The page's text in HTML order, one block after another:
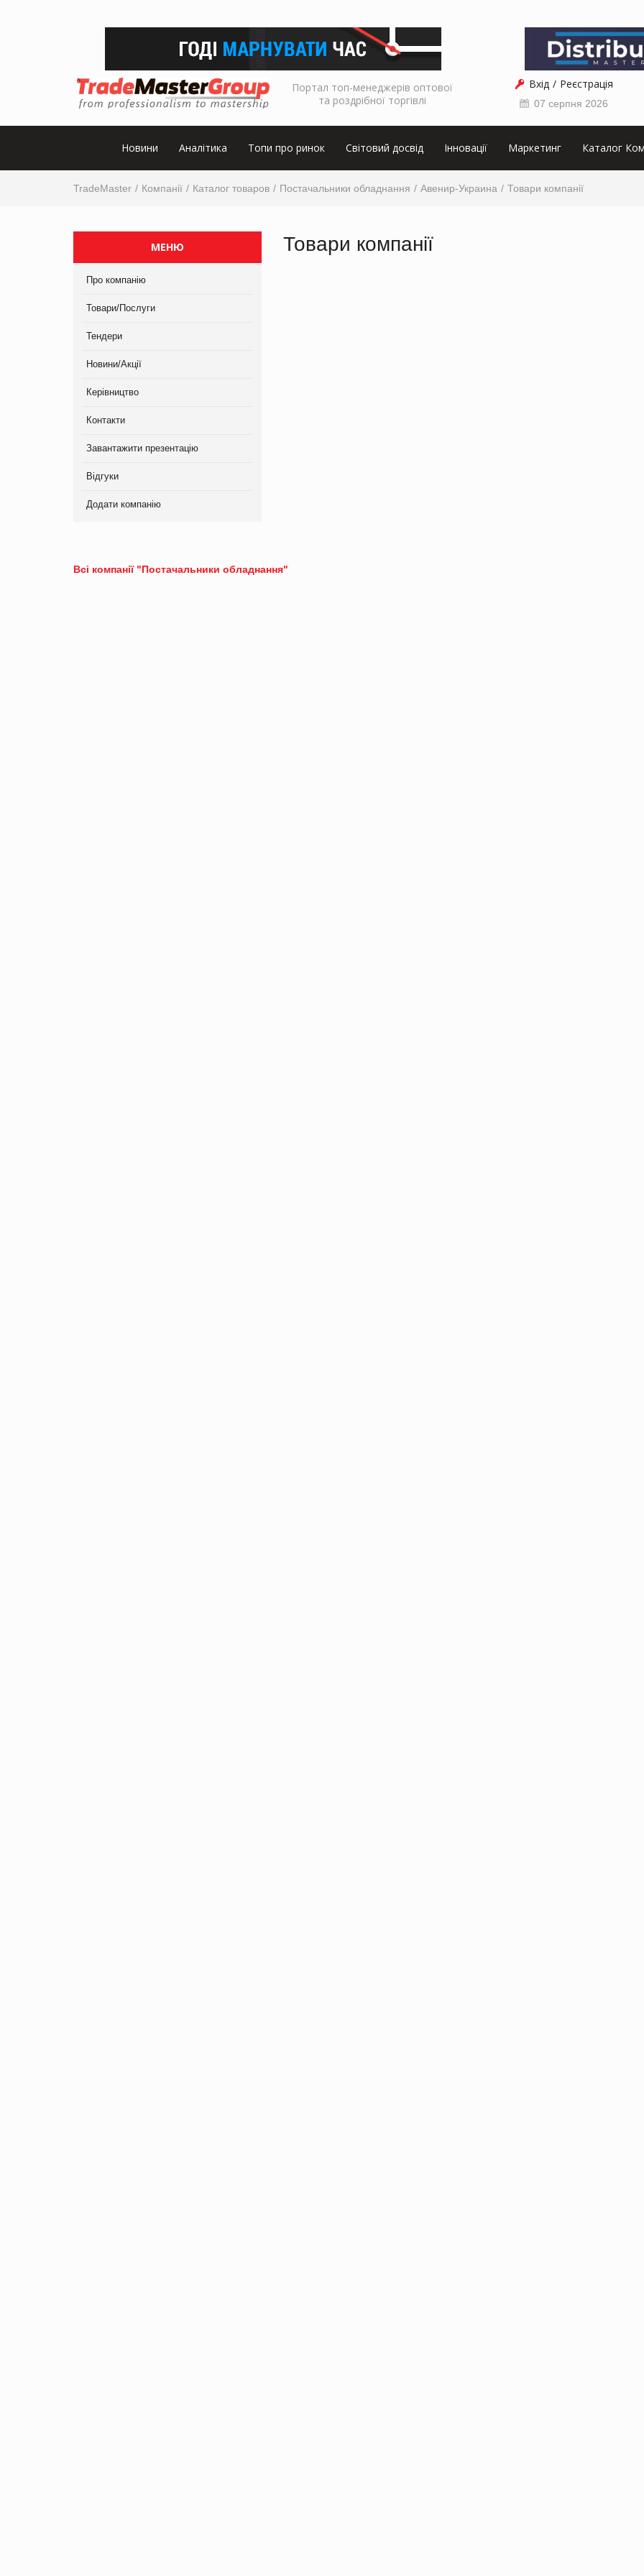
Портал топ-менеджерів оптової
та роздрібної торгівлі
Вхід Реєстрація
07 серпня 2026
Новини Аналітика Топи про ринок Світовий досвід Інновації Маркетинг Каталог
TradeMaster Компанії Каталог товаров Постачальники обладнання Авенир-Украина Товари компанії
МЕНЮ
Про компанію
Товари/Послуги
Тендери
Новини/Акції
Керівництво
Контакти
Завантажити презентацію
Відгуки
Додати компанію
Товари компанії
Всі компанії "Постачальники обладнання"